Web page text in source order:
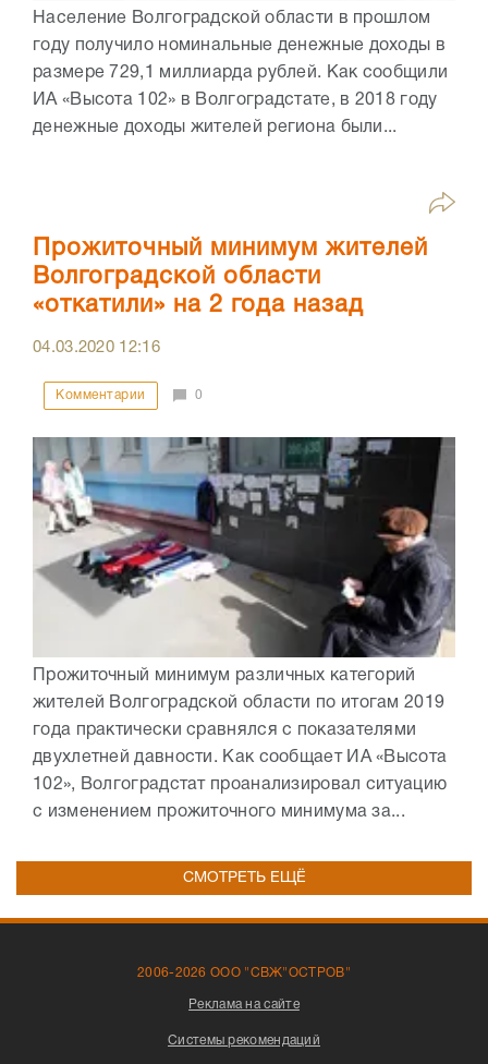
Население Волгоградской области в прошлом
году получило номинальные денежные доходы в
размере 729,1 миллиарда рублей. Как сообщили
ИА «Высота 102» в Волгоградстате, в 2018 году
денежные доходы жителей региона были...
Прожиточный минимум жителей
Волгоградской области
«откатили» на 2 года назад
04.03.2020 12:16
Комментарии 0
Прожиточный минимум различных категорий
жителей Волгоградской области по итогам 2019
года практически сравнялся с показателями
двухлетней давности. Как сообщает ИА «Высота
102», Волгоградстат проанализировал ситуацию
с изменением прожиточного минимума за...
СМОТРЕТЬ ЕЩЁ
2006-2026 ООО "СВЖ"ОСТРОВ"
Реклама на сайте
Системы рекомендаций